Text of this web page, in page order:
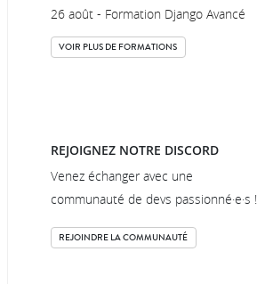
26 août - Formation Django Avancé
VOIR PLUS DE FORMATIONS
REJOIGNEZ NOTRE DISCORD
Venez échanger avec une
communauté de devs passionné·e·s !
REJOINDRE LA COMMUNAUTÉ